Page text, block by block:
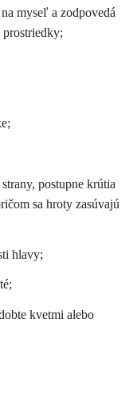
myseľ a zodpovedá
postupne krútia
sa hroty zasúvajú
hlavy;
kvetmi alebo